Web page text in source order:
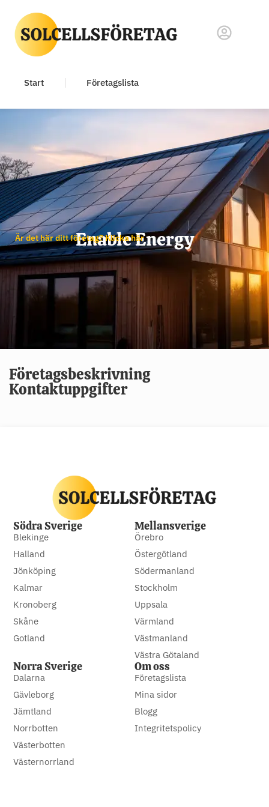
Start Företagslista
Enable Energy
Är det här ditt företag? Klicka här
Företagsbeskrivning
Kontaktuppgifter
Södra Sverige
Blekinge
Halland
Jönköping
Kalmar
Kronoberg
Skåne
Gotland
Mellansverige
Örebro
Östergötland
Södermanland
Stockholm
Uppsala
Värmland
Västmanland
Västra Götaland
Norra Sverige
Dalarna
Gävleborg
Jämtland
Norrbotten
Västerbotten
Västernorrland
Om oss
Företagslista
Mina sidor
Blogg
Integritetspolicy